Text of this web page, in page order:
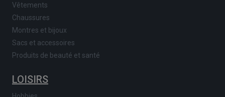
Vêtements
Chaussures
Montres et bijoux
Sacs et accessoires
Produits de beauté et santé
LOISIRS